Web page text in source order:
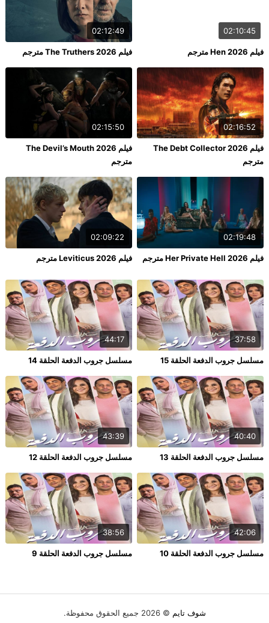
02:10:45
فيلم Hen 2026 مترجم
02:12:49
فيلم The Truthers 2026 مترجم
02:16:52
فيلم The Debt Collector 2026
مترجم
02:15:50
فيلم The Devil’s Mouth 2026
مترجم
02:19:48
فيلم Her Private Hell 2026 مترجم
02:09:22
فيلم Leviticus 2026 مترجم
37:58
مسلسل جروب الدفعة الحلقة 15
44:17
مسلسل جروب الدفعة الحلقة 14
40:40
مسلسل جروب الدفعة الحلقة 13
43:39
مسلسل جروب الدفعة الحلقة 12
42:06
مسلسل جروب الدفعة الحلقة 10
38:56
مسلسل جروب الدفعة الحلقة 9
شوف تايم © 2026 جميع الحقوق محفوظة.